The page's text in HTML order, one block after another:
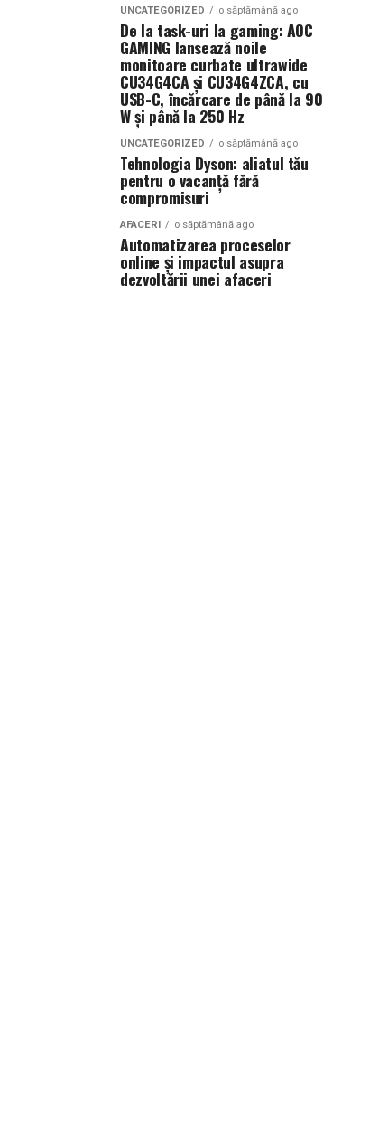
UNCATEGORIZED o săptămână ago
De la task-uri la gaming: AOC
GAMING lansează noile
monitoare curbate ultrawide
CU34G4CA și CU34G4ZCA, cu
USB-C, încărcare de până la 90
W și până la 250 Hz
UNCATEGORIZED o săptămână ago
Tehnologia Dyson: aliatul tău
pentru o vacanță fără
compromisuri
AFACERI o săptămână ago
Automatizarea proceselor
online și impactul asupra
dezvoltării unei afaceri